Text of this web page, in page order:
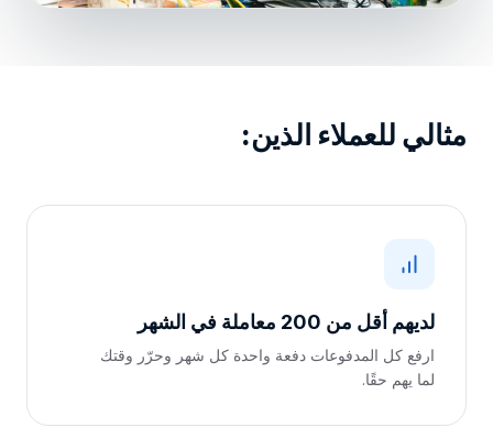
مثالي للعملاء الذين:
لديهم أقل من 200 معاملة في الشهر
ارفع كل المدفوعات دفعة واحدة كل شهر وحرّر وقتك
لما يهم حقًا.